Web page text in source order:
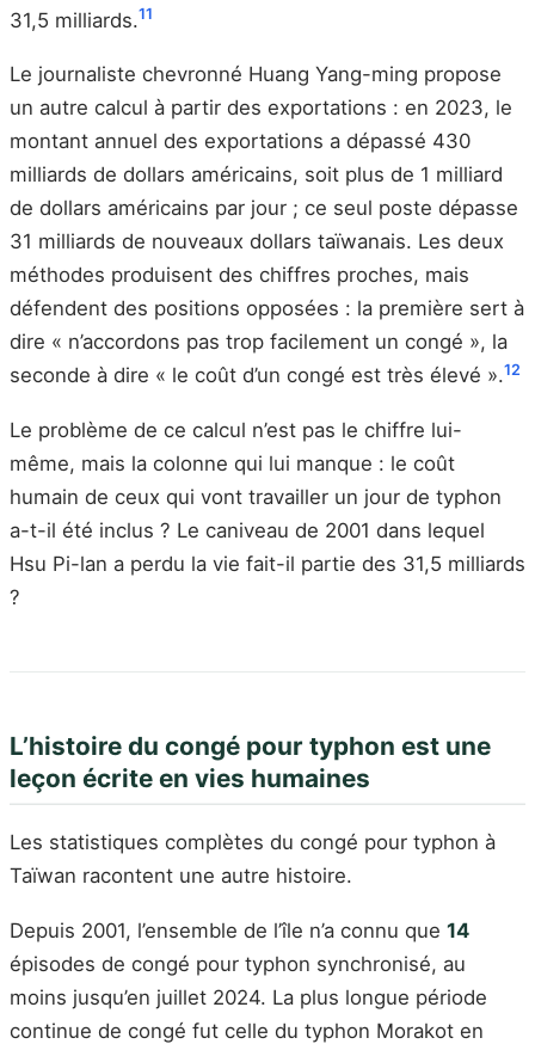
31,5 milliards.11
Le journaliste chevronné Huang Yang-ming propose
un autre calcul à partir des exportations : en 2023, le
montant annuel des exportations a dépassé 430
milliards de dollars américains, soit plus de 1 milliard
de dollars américains par jour ; ce seul poste dépasse
31 milliards de nouveaux dollars taïwanais. Les deux
méthodes produisent des chiffres proches, mais
défendent des positions opposées : la première sert à
dire « n’accordons pas trop facilement un congé », la
seconde à dire « le coût d’un congé est très élevé ».12
Le problème de ce calcul n’est pas le chiffre lui-
même, mais la colonne qui lui manque : le coût
humain de ceux qui vont travailler un jour de typhon
a-t-il été inclus ? Le caniveau de 2001 dans lequel
Hsu Pi-lan a perdu la vie fait-il partie des 31,5 milliards
?
L’histoire du congé pour typhon est une
leçon écrite en vies humaines
Les statistiques complètes du congé pour typhon à
Taïwan racontent une autre histoire.
Depuis 2001, l’ensemble de l’île n’a connu que 14
épisodes de congé pour typhon synchronisé, au
moins jusqu’en juillet 2024. La plus longue période
continue de congé fut celle du typhon Morakot en